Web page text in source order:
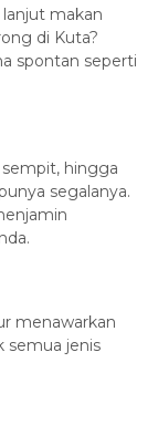
makan
di Kuta?
spontan seperti
hingga
segalanya.
menawarkan
semua jenis